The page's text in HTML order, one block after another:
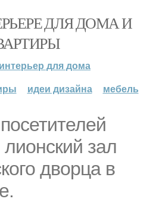
ДЛЯ ДОМА И
интерьер для дома
идеи дизайна мебель
зал
дворца в